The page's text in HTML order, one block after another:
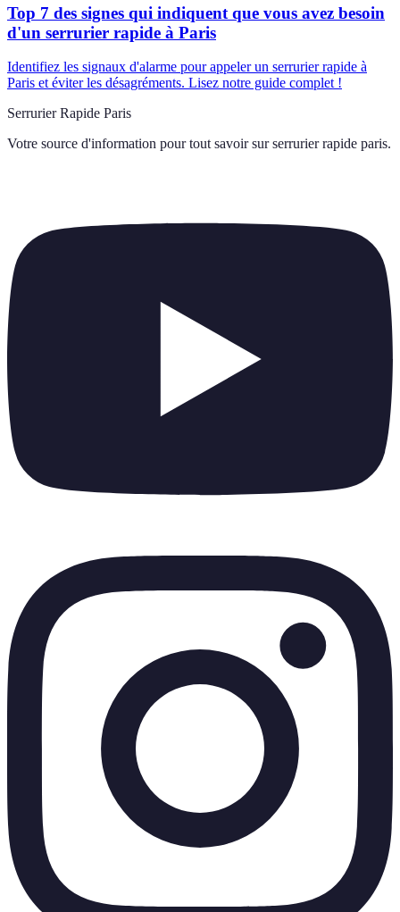
Top 7 des signes qui indiquent que vous avez besoin
d'un serrurier rapide à Paris
Identifiez les signaux d'alarme pour appeler un serrurier rapide à
Paris et éviter les désagréments. Lisez notre guide complet !
Serrurier Rapide Paris
Votre source d'information pour tout savoir sur serrurier rapide paris.